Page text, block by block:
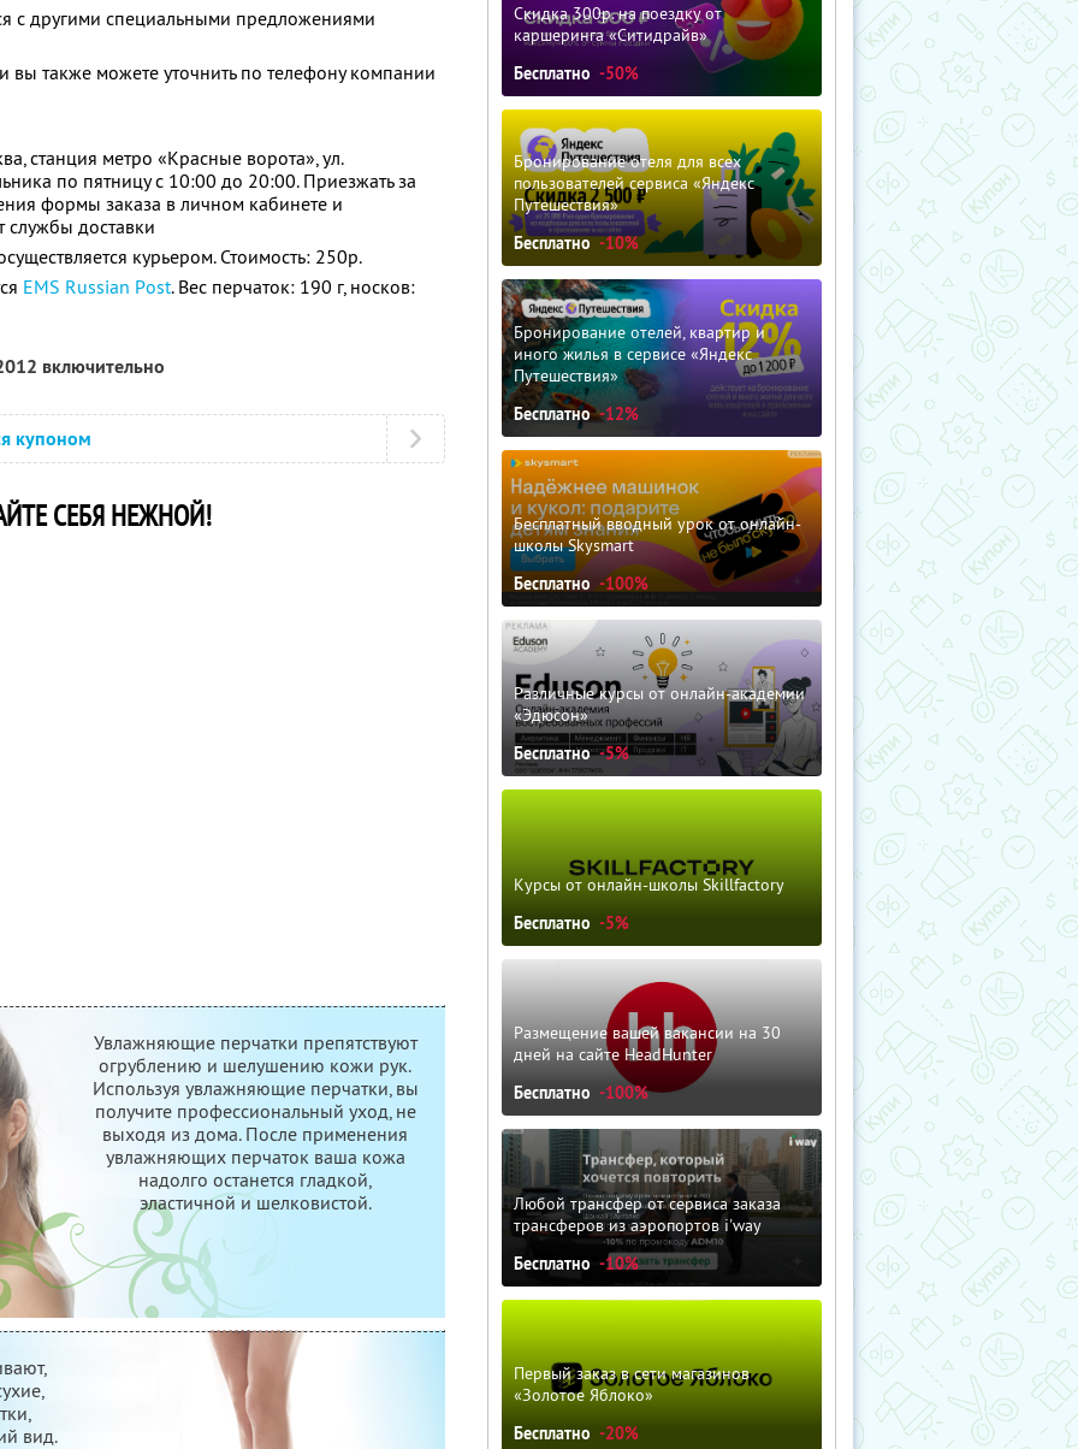
с другими специальными предложениями
также можете уточнить по телефону компании
станция метро «Красные ворота», ул.
по пятницу с 10:00 до 20:00. Приезжать за
формы заказа в личном кабинете и
доставки
курьером. Стоимость: 250р.
EMS Russian Рost. Вес перчаток: 190 г, носков:
включительно
купоном
СЕБЯ НЕЖНОЙ!
Увлажняющие перчатки препятствуют
огрублению и шелушению кожи рук.
Используя увлажняющие перчатки, вы
получите профессиональный уход, не
выходя из дома. После применения
увлажняющих перчаток ваша кожа
надолго останется гладкой,
эластичной и шелковистой.
вид.
Скидка 300р. на поездку от
каршеринга «Ситидрайв»
Бесплатно -50%
Бронирование отеля для всех
пользователей сервиса «Яндекс
Путешествия»
Бесплатно -10%
Бронирование отелей, квартир и
иного жилья в сервисе «Яндекс
Путешествия»
Бесплатно -12%
Бесплатный вводный урок от онлайн-
школы Skysmart
Бесплатно -100%
Различные курсы от онлайн-академии
«Эдюсон»
Бесплатно -5%
Курсы от онлайн-школы Skillfactory
Бесплатно -5%
Размещение вашей вакансии на 30
дней на сайте HeadHunter
Бесплатно -100%
Любой трансфер от сервиса заказа
трансферов из аэропортов i'way
Бесплатно -10%
Первый заказ в сети магазинов
«Золотое Яблоко»
Бесплатно -20%